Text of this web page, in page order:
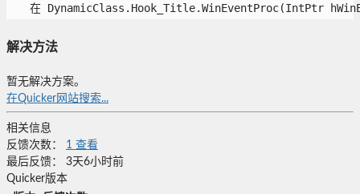
在 DynamicClass.Hook_Title.WinEventProc(IntPtr
解决方法
暂无解决方案。
在Quicker网站搜索...
相关信息
反馈次数：
1 查看
最后反馈：
3天6小时前
Quicker版本